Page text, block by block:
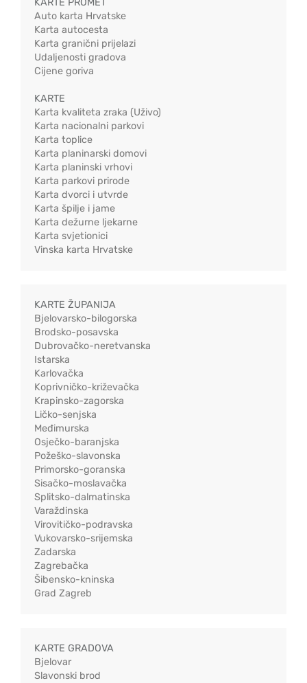
KARTE PROMET
Auto karta Hrvatske
Karta autocesta
Karta granični prijelazi
Udaljenosti gradova
Cijene goriva
KARTE
Karta kvaliteta zraka (Uživo)
Karta nacionalni parkovi
Karta toplice
Karta planinarski domovi
Karta planinski vrhovi
Karta parkovi prirode
Karta dvorci i utvrde
Karta špilje i jame
Karta dežurne ljekarne
Karta svjetionici
Vinska karta Hrvatske
KARTE ŽUPANIJA
Bjelovarsko-bilogorska
Brodsko-posavska
Dubrovačko-neretvanska
Istarska
Karlovačka
Koprivničko-križevačka
Krapinsko-zagorska
Ličko-senjska
Međimurska
Osječko-baranjska
Požeško-slavonska
Primorsko-goranska
Sisačko-moslavačka
Splitsko-dalmatinska
Varaždinska
Virovitičko-podravska
Vukovarsko-srijemska
Zadarska
Zagrebačka
Šibensko-kninska
Grad Zagreb
KARTE GRADOVA
Bjelovar
Slavonski brod